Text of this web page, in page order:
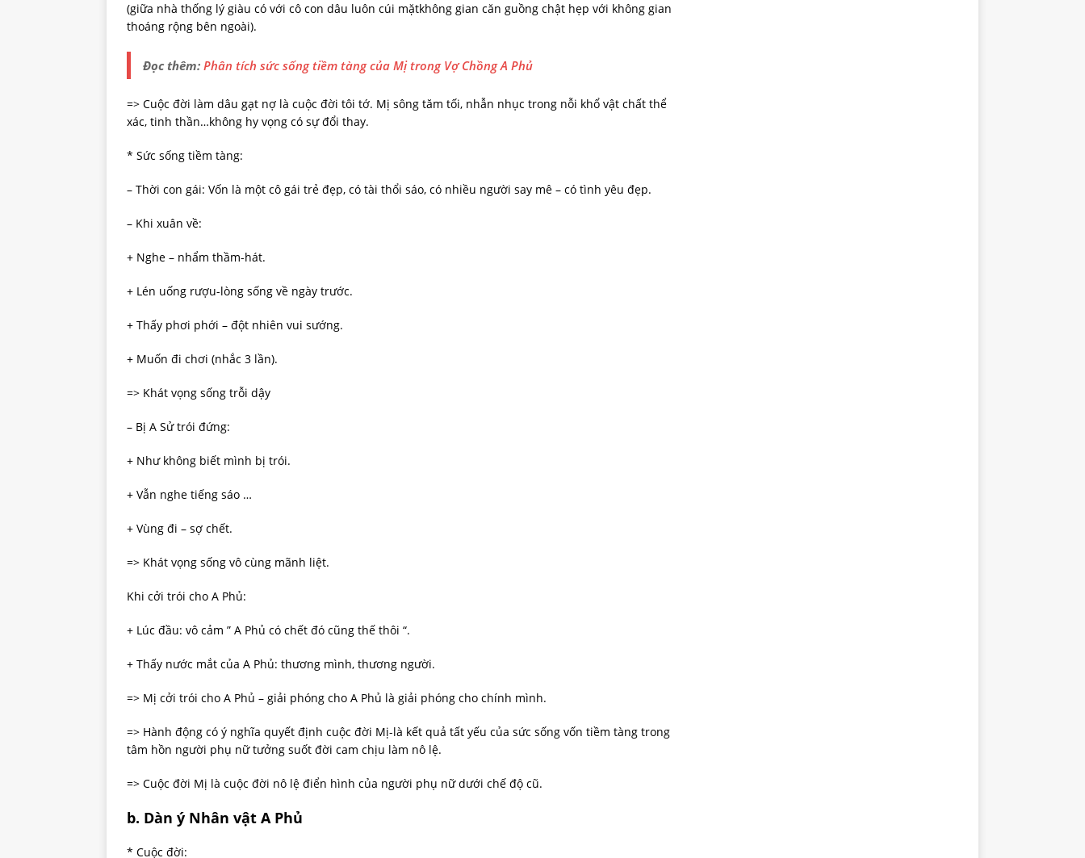
(giữa nhà thống lý giàu có với cô con dâu luôn cúi mặtkhông gian căn guồng chật hẹp với không gian
thoáng rộng bên ngoài).
Đọc thêm: Phân tích sức sống tiềm tàng của Mị trong Vợ Chồng A Phủ
=> Cuộc đời làm dâu gạt nợ là cuộc đời tôi tớ. Mị sông tăm tối, nhẫn nhục trong nỗi khổ vật chất thể
xác, tinh thần…không hy vọng có sự đổi thay.
* Sức sống tiềm tàng:
– Thời con gái: Vốn là một cô gái trẻ đẹp, có tài thổi sáo, có nhiều người say mê – có tình yêu đẹp.
– Khi xuân về:
+ Nghe – nhẩm thầm-hát.
+ Lén uống rượu-lòng sống về ngày trước.
+ Thấy phơi phới – đột nhiên vui sướng.
+ Muốn đi chơi (nhắc 3 lần).
=> Khát vọng sống trỗi dậy
– Bị A Sử trói đứng:
+ Như không biết mình bị trói.
+ Vẫn nghe tiếng sáo …
+ Vùng đi – sợ chết.
=> Khát vọng sống vô cùng mãnh liệt.
Khi cởi trói cho A Phủ:
+ Lúc đầu: vô cảm ” A Phủ có chết đó cũng thế thôi “.
+ Thấy nước mắt của A Phủ: thương mình, thương người.
=> Mị cởi trói cho A Phủ – giải phóng cho A Phủ là giải phóng cho chính mình.
=> Hành động có ý nghĩa quyết định cuộc đời Mị-là kết quả tất yếu của sức sống vốn tiềm tàng trong
tâm hồn người phụ nữ tưởng suốt đời cam chịu làm nô lệ.
=> Cuộc đời Mị là cuộc đời nô lệ điển hình của người phụ nữ dưới chế độ cũ.
b. Dàn ý Nhân vật A Phủ
* Cuộc đời: